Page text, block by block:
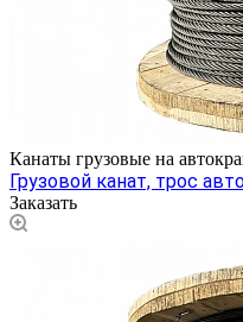
Канаты грузовые на
Грузовой канат, трос
Заказать